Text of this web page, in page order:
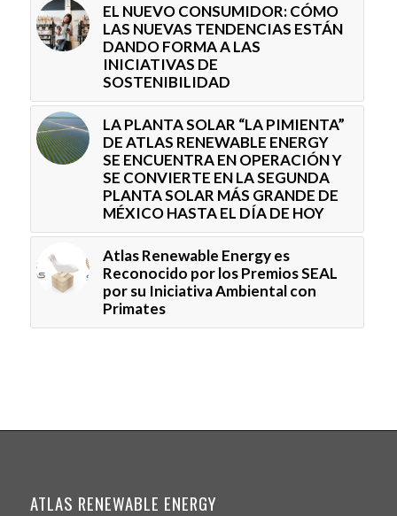
EL NUEVO CONSUMIDOR: CÓMO
LAS NUEVAS TENDENCIAS ESTÁN
DANDO FORMA A LAS
INICIATIVAS DE
SOSTENIBILIDAD
LA PLANTA SOLAR “LA PIMIENTA”
DE ATLAS RENEWABLE ENERGY
SE ENCUENTRA EN OPERACIÓN Y
SE CONVIERTE EN LA SEGUNDA
PLANTA SOLAR MÁS GRANDE DE
MÉXICO HASTA EL DÍA DE HOY
Atlas Renewable Energy es
Reconocido por los Premios SEAL
por su Iniciativa Ambiental con
Primates
ATLAS RENEWABLE ENERGY